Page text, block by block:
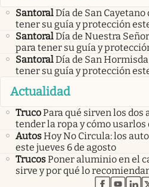
SantoralDía de San
tener su guía y protección
SantoralDía de Nuestra
para tener su guía y
SantoralDía de San
tener su guía y protección
Actualidad
TrucoPara qué sirven los dos
tender la ropa y cómo
AutosHoy No Circula: los
este jueves 6 de agosto
TrucosPoner aluminio en el
sirve y por qué lo
abre en
abre